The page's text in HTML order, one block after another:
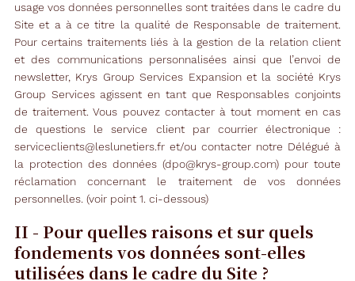
usage vos données personnelles sont traitées dans le cadre du
Site et a à ce titre la qualité de Responsable de traitement.
Pour certains traitements liés à la gestion de la relation client
et des communications personnalisées ainsi que l’envoi de
newsletter, Krys Group Services Expansion et la société Krys
Group Services agissent en tant que Responsables conjoints
de traitement. Vous pouvez contacter à tout moment en cas
de questions le service client par courrier électronique :
serviceclients@leslunetiers.fr et/ou contacter notre Délégué à
la protection des données (dpo@krys-group.com) pour toute
réclamation concernant le traitement de vos données
personnelles. (voir point 1. ci-dessous)
II - Pour quelles raisons et sur quels
fondements vos données sont-elles
utilisées dans le cadre du Site ?